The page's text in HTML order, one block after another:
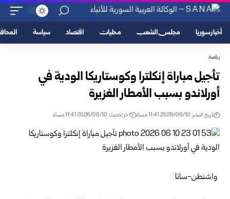
أخبار سوريا مجلس الشعب محليات اقتصاد سياسة
رياضة
تأجيل مباراة إنكلترا وكوستاريكا الودية في
أورلاندو بسبب الأمطار الغزيرة
تاريخ النشر: 2026/06/10 11:41 مساءً اخر تحديث: 2026/06/10 11:41 مساءً
واشنطن-سانا